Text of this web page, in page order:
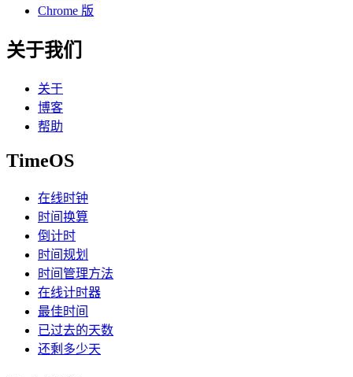
Chrome 版
关于我们
关于
博客
帮助
TimeOS
在线时钟
时间换算
倒计时
时间规划
时间管理方法
在线计时器
最佳时间
已过去的天数
还剩多少天